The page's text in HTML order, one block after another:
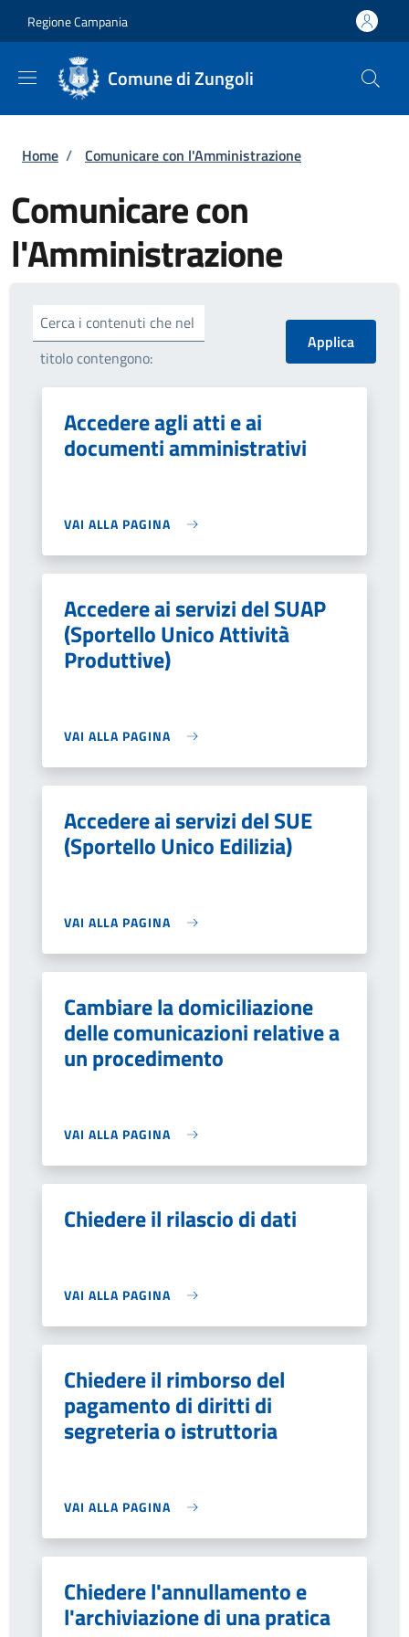
Regione Campania
Comune di Zungoli
Briciole di pane
Home / Comunicare con l'Amministrazione
Comunicare con
l'Amministrazione
Cerca i contenuti che nel
titolo contengono:
Accedere agli atti e ai
documenti amministrativi
VAI ALLA PAGINA
Accedere ai servizi del SUAP
(Sportello Unico Attività
Produttive)
VAI ALLA PAGINA
Accedere ai servizi del SUE
(Sportello Unico Edilizia)
VAI ALLA PAGINA
Cambiare la domiciliazione
delle comunicazioni relative a
un procedimento
VAI ALLA PAGINA
Chiedere il rilascio di dati
VAI ALLA PAGINA
Chiedere il rimborso del
pagamento di diritti di
segreteria o istruttoria
VAI ALLA PAGINA
Chiedere l'annullamento e
l'archiviazione di una pratica